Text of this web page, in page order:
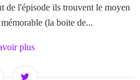
de l'épisode ils trouvent le moyen
(la boite de...
plus